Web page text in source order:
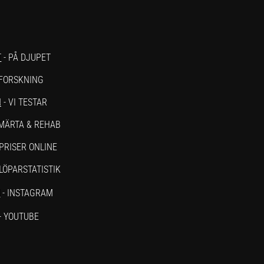
- PÅ DJUPET
- VI TESTAR
& REHAB
ONLINE
- INSTAGRAM
YOUTUBE